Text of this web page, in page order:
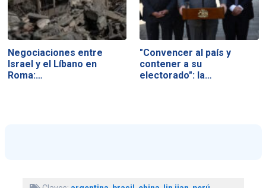
Negociaciones entre
Israel y el Líbano en
Roma:…
"Convencer al país y
contener a su
electorado": la…